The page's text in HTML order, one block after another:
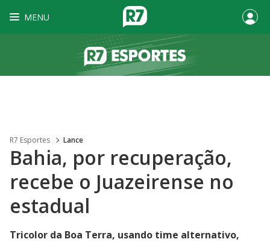
MENU
R7 Esportes Lance
Bahia, por recuperação,
recebe o Juazeirense no
estadual
Tricolor da Boa Terra, usando time alternativo,